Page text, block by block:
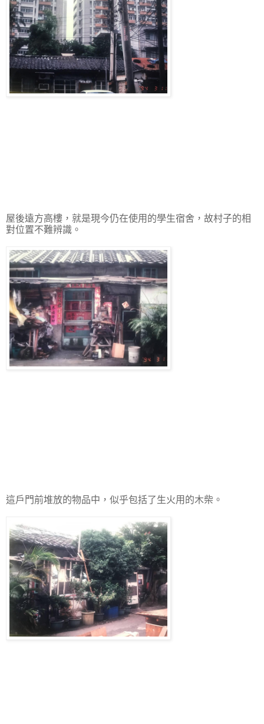
屋後遠方高樓，就是現今仍在使用的學生宿舍，故村子的相
對位置不難辨識。
這戶門前堆放的物品中，似乎包括了生火用的木柴。